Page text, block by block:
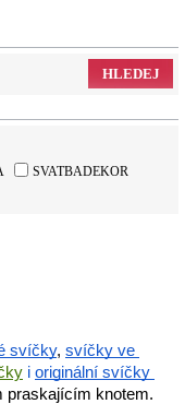
HLEDEJ
SVATBADEKOR
svíčky, svíčky ve
i originální svíčky
praskajícím knotem.